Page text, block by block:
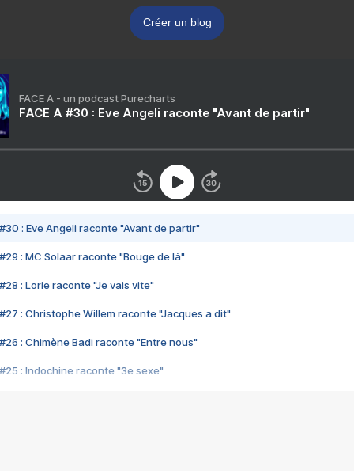
Créer un blog
FACE A - un podcast Purecharts
FACE A #30 : Eve Angeli raconte "Avant de partir"
#30 : Eve Angeli raconte "Avant de partir"
#29 : MC Solaar raconte "Bouge de là"
#28 : Lorie raconte "Je vais vite"
#27 : Christophe Willem raconte "Jacques a dit"
#26 : Chimène Badi raconte "Entre nous"
#25 : Indochine raconte "3e sexe"